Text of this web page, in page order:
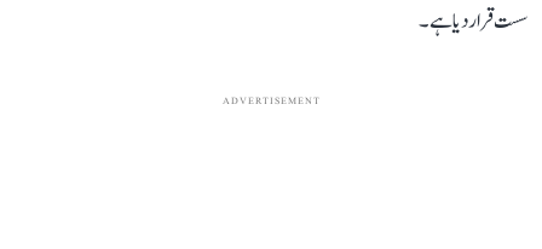
سست قرار دیا ہے۔
ADVERTISEMENT